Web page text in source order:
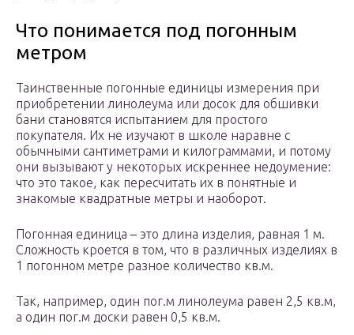
Что понимается под погонным
метром
Таинственные погонные единицы измерения при
приобретении линолеума или досок для обшивки
бани становятся испытанием для простого
покупателя. Их не изучают в школе наравне с
обычными сантиметрами и килограммами, и потому
они вызывают у некоторых искреннее недоумение:
что это такое, как пересчитать их в понятные и
знакомые квадратные метры и наоборот.
Погонная единица – это длина изделия, равная 1 м.
Сложность кроется в том, что в различных изделиях в
1 погонном метре разное количество кв.м.
Так, например, один пог.м линолеума равен 2,5 кв.м,
а один пог.м доски равен 0,5 кв.м.